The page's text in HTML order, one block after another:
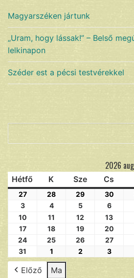
Magyarszéken jártunk
„Uram, hogy lássak!” – Belső
lelkinapon
Széder est a pécsi testvérekkel
2026
Hétfő K Sze Cs
27 28 29 30
3
4 5 6
10
11 12 13
17
18 19 20
24
25 26 27
31
1 2 3
Előző Ma